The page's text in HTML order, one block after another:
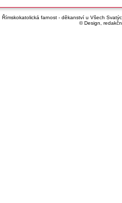
Římskokatolická farnost - děkanství u Všech
© Design,